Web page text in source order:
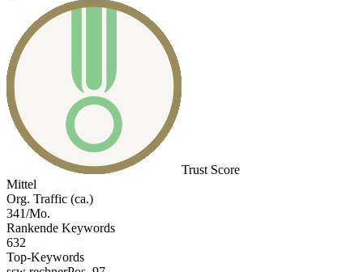
Trust Score
Mittel
Org. Traffic (ca.)
341/Mo.
Rankende Keywords
632
Top-Keywords